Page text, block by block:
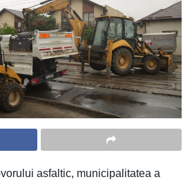
asfaltic, municipalitatea a